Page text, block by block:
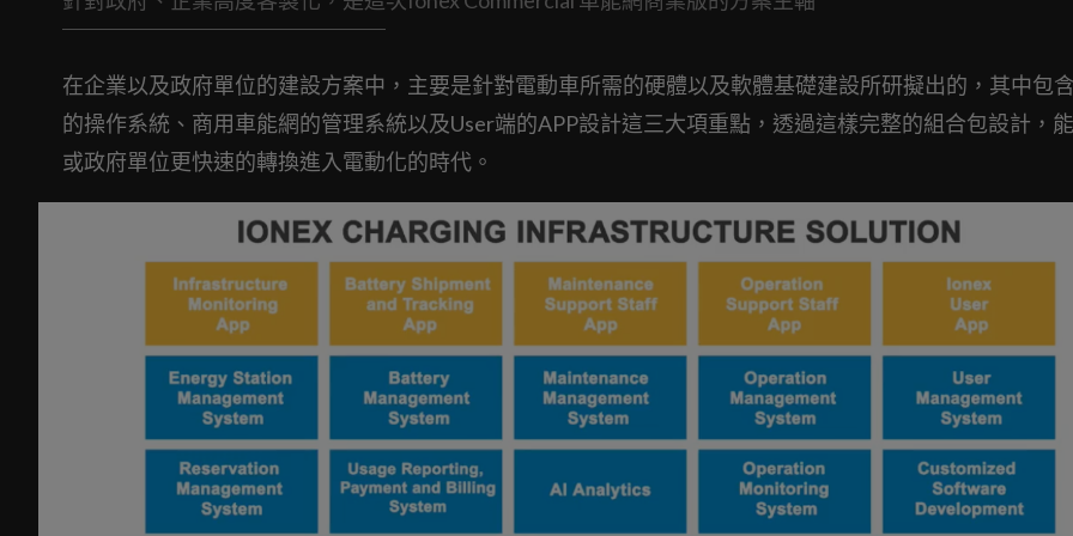
在企業以及政府單位的建設方案中，主要是針對電動車所需的硬體以及軟體基礎建設所研擬出的，其中包
的操作系統、商用車能網的管理系統以及User端的APP設計這三大項重點，透過這樣完整的組合包設計，
或政府單位更快速的轉換進入電動化的時代。